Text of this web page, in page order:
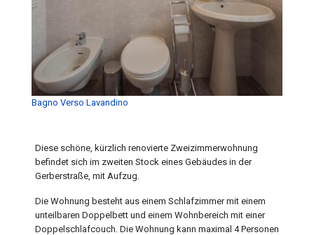
Bagno Verso Lavandino
Diese schöne, kürzlich renovierte Zweizimmerwohnung
befindet sich im zweiten Stock eines Gebäudes in der
Gerberstraße, mit Aufzug.
Die Wohnung besteht aus einem Schlafzimmer mit einem
unteilbaren Doppelbett und einem Wohnbereich mit einer
Doppelschlafcouch. Die Wohnung kann maximal 4 Personen